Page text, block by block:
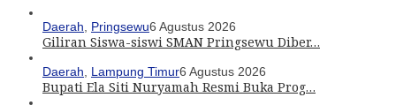
Daerah, Pringsewu6 Agustus 2026
Giliran Siswa-siswi SMAN Pringsewu Diber…
Daerah, Lampung Timur6 Agustus 2026
Bupati Ela Siti Nuryamah Resmi Buka Prog…